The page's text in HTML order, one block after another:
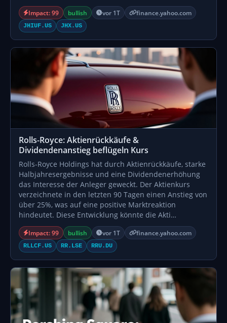
Impact: 99 bullish vor 1T finance.yahoo.com
JHIUF.US JHX.US
Rolls-Royce: Aktienrückkäufe &
Dividendenanstieg beflügeln Kurs
Rolls-Royce Holdings hat durch Aktienrückkäufe, starke
Halbjahresergebnisse und eine Dividendenerhöhung
das Interesse der Anleger geweckt. Der Aktienkurs
verzeichnete in den letzten 90 Tagen einen Anstieg von
über 25%, was auf eine positive Marktreaktion
hindeutet. Diese Entwicklung könnte die Akti…
Impact: 99 bullish vor 1T finance.yahoo.com
RLLCF.US RR.LSE RRU.DU